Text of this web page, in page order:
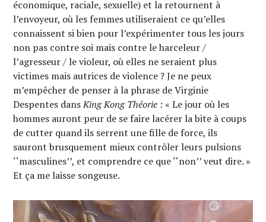
économique, raciale, sexuelle) et la retournent à
l’envoyeur, où les femmes utiliseraient ce qu’elles
connaissent si bien pour l’expérimenter tous les jours
non pas contre soi mais contre le harceleur /
l’agresseur / le violeur, où elles ne seraient plus
victimes mais autrices de violence ? Je ne peux
m’empêcher de penser à la phrase de Virginie
Despentes dansKing Kong Théorie : « Le jour où les
hommes auront peur de se faire lacérer la bite à coups
de cutter quand ils serrent une fille de force, ils
sauront brusquement mieux contrôler leurs pulsions
‘‘masculines’’, et comprendre ce que ‘‘non’’ veut dire. »
Et ça me laisse songeuse.